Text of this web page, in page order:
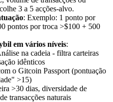
3 a 5 acções-alvo.
: Exemplo: 1 ponto por
pontos por troca >$100 + 500
em vários níveis:
na cadeia - filtra carteiras
idênticos
o Gitcoin Passport (pontuação
>15)
>30 dias, diversidade de
transacções naturais